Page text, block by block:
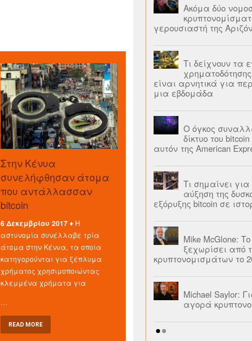
Στην Κένυα
συνελήφθησαν άτομα
που αντάλλασσαν
bitcoin
6 Δεκεμβρίου 2017 ♦ Η
αστυνομία συνέλλαβε τρία
άτομα στην Κένυα, τα οποία
κατηγορούνται για ξέπλυμα
χρήματος χρησιμοποιώντας
κλεμμένα χρήματα για
…
READ MORE
Ακόμα δύο
γερουσιαστή της
Τι δείχνουν τα
είναι αρνητικά για
μια εβδομάδα
Ο όγκος
δίκτυο του
αυτόν της American
Τι σημαίνει
αύξηση της
εξόρυξης bitcoin σε
Mike McGlone:
ξεχωρίσει από
κρυπτονομισμάτων το
Michael Saylor:
αγορά